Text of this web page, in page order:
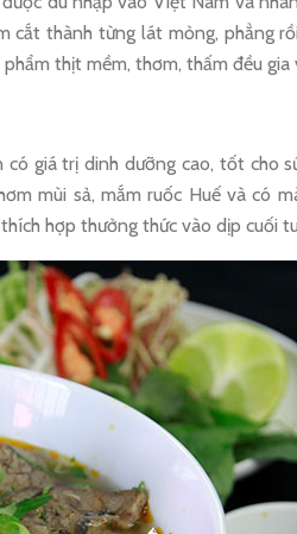
cắt thành từng lát mỏng, phẳng
thịt mềm, thơm, thấm đều gia
có giá trị dinh dưỡng cao, tốt cho
mùi sả, mắm ruốc Huế và có
hợp thưởng thức vào dịp cuối